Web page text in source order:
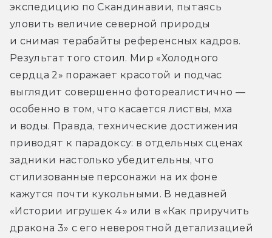
экспедицию по Скандинавии, пытаясь
уловить величие северной природы
и снимая терабайты референсных кадров.
Результат того стоил. Мир «Холодного
сердца 2» поражает красотой и подчас
выглядит совершенно фотореалистично —
особенно в том, что касается листвы, мха
и воды. Правда, технические достижения
приводят к парадоксу: в отдельных сценах
задники настолько убедительны, что
стилизованные персонажи на их фоне
кажутся почти кукольными. В недавней
«Истории игрушек 4» или в «Как приручить
дракона 3» с его невероятной детализацией